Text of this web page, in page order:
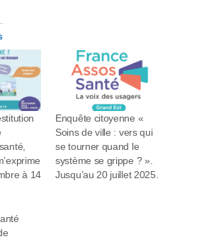
à 14
Enquête citoyenne «
Soins de ville : vers qui
se tourner quand le
système se grippe ? ».
Jusqu’au 20 juillet 2025.